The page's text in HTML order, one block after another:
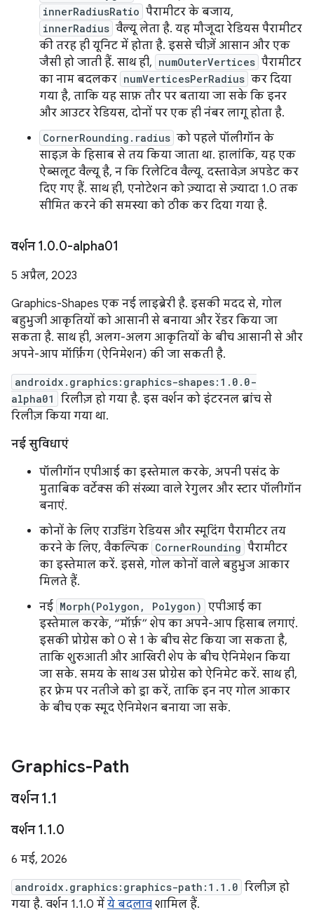
innerRadiusRatio पैरामीटर के बजाय,
innerRadius वैल्यू लेता है. यह मौजूदा रेडियस पैरामीटर
की तरह ही यूनिट में होता है. इससे चीज़ें आसान और एक
जैसी हो जाती हैं. साथ ही, numOuterVertices पैरामीटर
का नाम बदलकर numVerticesPerRadius कर दिया
गया है, ताकि यह साफ़ तौर पर बताया जा सके कि इनर
और आउटर रेडियस, दोनों पर एक ही नंबर लागू होता है.
CornerRounding.radius को पहले पॉलीगॉन के
साइज़ के हिसाब से तय किया जाता था. हालांकि, यह एक
ऐब्सलूट वैल्यू है, न कि रिलेटिव वैल्यू. दस्तावेज़ अपडेट कर
दिए गए हैं. साथ ही, एनोटेशन को ज़्यादा से ज़्यादा 1.0 तक
सीमित करने की समस्या को ठीक कर दिया गया है.
वर्शन 1.0.0-alpha01
5 अप्रैल, 2023
Graphics-Shapes एक नई लाइब्रेरी है. इसकी मदद से, गोल
बहुभुजी आकृतियों को आसानी से बनाया और रेंडर किया जा
सकता है. साथ ही, अलग-अलग आकृतियों के बीच आसानी से और
अपने-आप मॉर्फ़िंग (ऐनिमेशन) की जा सकती है.
androidx.graphics:graphics-shapes:1.0.0-
alpha01
रिलीज़ हो गया है. इस वर्शन को इंटरनल ब्रांच से
रिलीज़ किया गया था.
नई सुविधाएं
पॉलीगॉन एपीआई का इस्तेमाल करके, अपनी पसंद के
मुताबिक वर्टेक्स की संख्या वाले रेगुलर और स्टार पॉलीगॉन
बनाएं.
कोनों के लिए राउंडिंग रेडियस और स्मूदिंग पैरामीटर तय
करने के लिए, वैकल्पिक CornerRounding पैरामीटर
का इस्तेमाल करें. इससे, गोल कोनों वाले बहुभुज आकार
मिलते हैं.
नई Morph(Polygon, Polygon) एपीआई का
इस्तेमाल करके, “मॉर्फ़” शेप का अपने-आप हिसाब लगाएं.
इसकी प्रोग्रेस को 0 से 1 के बीच सेट किया जा सकता है,
ताकि शुरुआती और आखिरी शेप के बीच ऐनिमेशन किया
जा सके. समय के साथ उस प्रोग्रेस को ऐनिमेट करें. साथ ही,
हर फ़्रेम पर नतीजे को ड्रा करें, ताकि इन नए गोल आकार
के बीच एक स्मूद ऐनिमेशन बनाया जा सके.
Graphics-Path
वर्शन 1.1
वर्शन 1.1.0
6 मई, 2026
androidx.graphics:graphics-path:1.1.0 रिलीज़ हो
गया है. वर्शन 1.1.0 में ये बदलाव शामिल हैं.